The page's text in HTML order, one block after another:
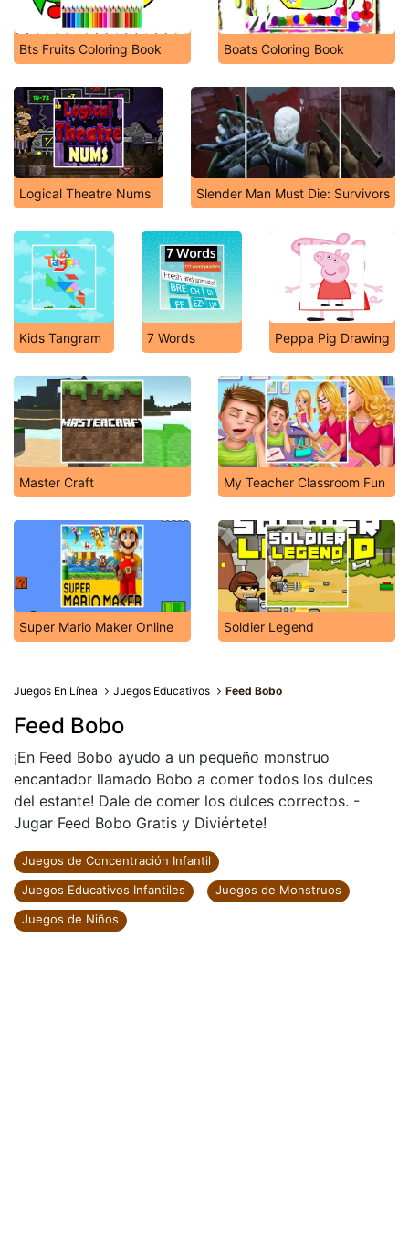
Bts Fruits Coloring Book Boats Coloring Book
Logical Theatre Nums Slender Man Must Die: Survivors
Kids Tangram 7 Words Peppa Pig Drawing
Master Craft My Teacher Classroom Fun
Super Mario Maker Online Soldier Legend
Juegos En Línea Juegos Educativos Feed Bobo
Feed Bobo
¡En Feed Bobo ayudo a un pequeño monstruo
encantador llamado Bobo a comer todos los dulces
del estante! Dale de comer los dulces correctos. -
Jugar Feed Bobo Gratis y Diviértete!
Juegos de Concentración Infantil
Juegos Educativos Infantiles
Juegos de Monstruos
Juegos de Niños